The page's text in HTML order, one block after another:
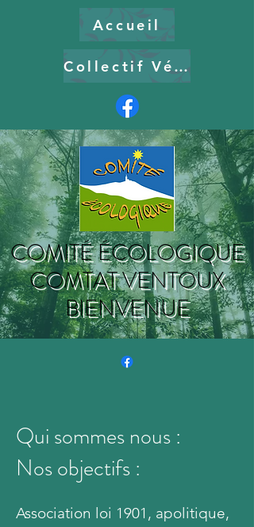
Accueil
Collectif Vélo
COMITÉ ÉCOLOGIQUE
COMTAT VENTOUX
BIENVENUE
Qui sommes nous :
Nos objectifs :
​Association loi 1901, apolitique,